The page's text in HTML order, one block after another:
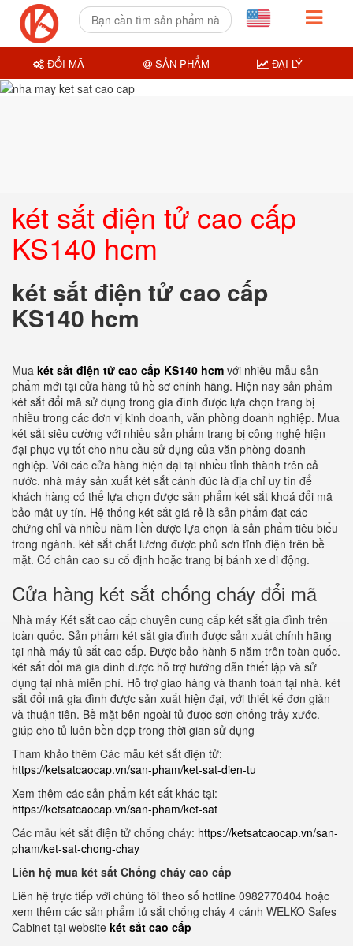
két sắt điện tử cao cấp
KS140 hcm
két sắt điện tử cao cấp
KS140 hcm
Mua két sắt điện tử cao cấp KS140 hcm với nhiều mẫu sản
phẩm mới tại cửa hàng tủ hồ sơ chính hãng. Hiện nay sản phẩm
két sắt đổi mã sử dụng trong gia đình được lựa chọn trang bị
nhiều trong các đơn vị kinh doanh, văn phòng doanh nghiệp. Mua
két sắt siêu cường với nhiều sản phẩm trang bị công nghệ hiện
đại phục vụ tốt cho nhu cầu sử dụng của văn phòng doanh
nghiệp. Với các cửa hàng hiện đại tại nhiều tỉnh thành trên cả
nước. nhà máy sản xuất két sắt cánh đúc là địa chỉ uy tín để
khách hàng có thể lựa chọn được sản phẩm két sắt khoá đổi mã
bảo mật uy tín. Hệ thống két sắt giá rẻ là sản phẩm đạt các
chứng chỉ và nhiều năm liền được lựa chọn là sản phẩm tiêu biểu
trong ngành. két sắt chất lương được phủ sơn tĩnh điện trên bề
mặt. Có chân cao su cố định hoặc trang bị bánh xe di động.
Cửa hàng két sắt chống cháy đổi mã
Nhà máy Két sắt cao cấp chuyên cung cấp két sắt gia đình trên
toàn quốc. Sản phẩm két sắt gia đình được sản xuất chính hãng
tại nhà máy tủ sắt cao cấp. Được bảo hành 5 năm trên toàn quốc.
két sắt đổi mã gia đình được hỗ trợ hướng dẫn thiết lập và sử
dụng tại nhà miễn phí. Hỗ trợ giao hàng và thanh toán tại nhà. két
sắt đổi mã gia đình được sản xuất hiện đại, với thiết kế đơn giản
và thuận tiên. Bề mặt bên ngoài tủ được sơn chống trầy xước.
giúp cho tủ luôn bền đẹp trong thời gian sử dụng
Tham khảo thêm Các mẫu két sắt điện tử:
https://ketsatcaocap.vn/san-pham/ket-sat-dien-tu
Xem thêm các sản phẩm két sắt khác tại:
https://ketsatcaocap.vn/san-pham/ket-sat
Các mẫu két sắt điện tử chống cháy: https://ketsatcaocap.vn/san-
pham/ket-sat-chong-chay
Liên hệ mua két sắt Chống cháy cao cấp
Liên hệ trực tiếp với chúng tôi theo số hotline 0982770404 hoặc
xem thêm các sản phẩm tủ sắt chống cháy 4 cánh WELKO Safes
Cabinet tại website két sắt cao cấp
ĐỔI MÃ SẢN PHẨM ĐẠI LÝ